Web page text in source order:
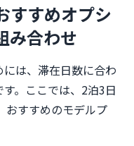
すすめオプシ
み合わせ
は、滞在日数に合わ
。ここでは、2泊3日
おすすめのモデルプ